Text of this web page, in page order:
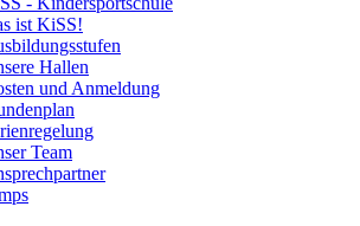
ist KiSS!
Hallen
und Anmeldung
Team